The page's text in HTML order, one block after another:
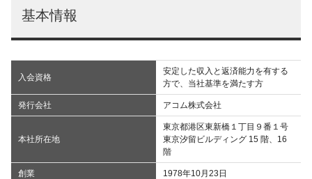
基本情報
入会資格
安定した収入と返済能力を有する
方で、当社基準を満たす方
発行会社 アコム株式会社
本社所在地
東京都港区東新橋１丁目９番１号
東京汐留ビルディング 15 階、16
階
創業 1978年10月23日